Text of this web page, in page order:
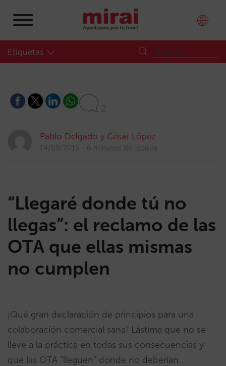
Etiquetas
2
Pablo Delgado y César López
14/09/2015 6 minutos de lectura
“Llegaré donde tú no
llegas”: el reclamo de las
OTA que ellas mismas
no cumplen
¡Qué gran declaración de principios para una
colaboración comercial sana! Lástima que no se
lleve a la práctica en todas sus consecuencias y
que las OTA “lleguen” donde no deberían.